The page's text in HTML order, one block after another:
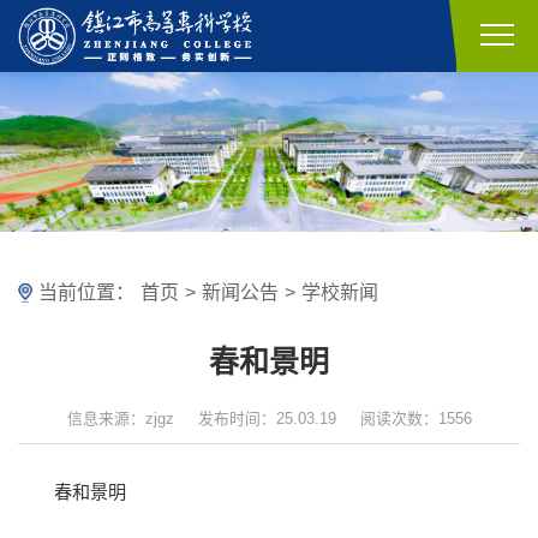
当前位置： 首页 > 新闻公告 > 学校新闻
春和景明
信息来源：zjgz 发布时间：25.03.19 阅读次数：1556
春和景明